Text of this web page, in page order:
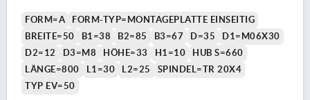
FORM=A
FORM-TYP=MONTAGEPLATTE EINSEITIG
BREITE=50
B1=38 B2=85 B3=67 D=35
D1=M06X30
D2=12
D3=M8 HÖHE=33 H1=10
HUB S=660
LÄNGE=800
L1=30 L2=25
SPINDEL=TR 20X4
TYP EV=50